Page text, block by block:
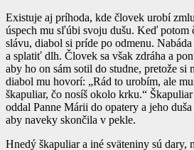
Existuje aj príhoda, kde človek urobí
úspech mu sľúbi svoju dušu. Keď potom
slávu, diabol si príde po odmenu.
a splatiť dlh. Človek sa však zdráha a
aby ho on sám sotil do studne, pretože si
diabol mu hovorí: „Rád to urobím, ale
škapuliar, čo nosíš okolo krku.“
oddal Panne Márii do opatery a jeho
aby naveky skončila v pekle.
Hnedý škapuliar a iné sväteniny sú dary,